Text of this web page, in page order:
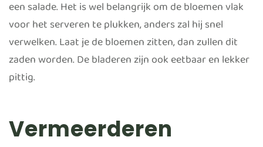
een salade. Het is wel belangrijk om de bloemen vlak
voor het serveren te plukken, anders zal hij snel
verwelken. Laat je de bloemen zitten, dan zullen dit
zaden worden. De bladeren zijn ook eetbaar en lekker
pittig.
Vermeerderen